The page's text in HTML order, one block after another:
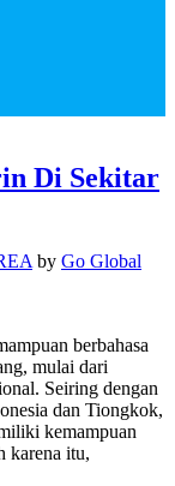
Di Sekitar
by Go Global
berbahasa
mulai dari
Seiring dengan
dan Tiongkok,
kemampuan
karena itu,